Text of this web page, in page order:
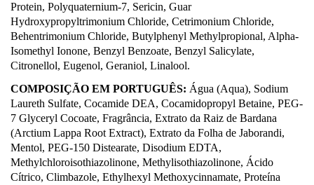
Protein, Polyquaternium-7, Sericin, Guar
Hydroxypropyltrimonium Chloride, Cetrimonium Chloride,
Behentrimonium Chloride, Butylphenyl Methylpropional, Alpha-
Isomethyl Ionone, Benzyl Benzoate, Benzyl Salicylate,
Citronellol, Eugenol, Geraniol, Linalool.
COMPOSIÇÃO EM PORTUGUÊS: Água (Aqua), Sodium
Laureth Sulfate, Cocamide DEA, Cocamidopropyl Betaine, PEG-
7 Glyceryl Cocoate, Fragrância, Extrato da Raiz de Bardana
(Arctium Lappa Root Extract), Extrato da Folha de Jaborandi,
Mentol, PEG-150 Distearate, Disodium EDTA,
Methylchloroisothiazolinone, Methylisothiazolinone, Ácido
Cítrico, Climbazole, Ethylhexyl Methoxycinnamate, Proteína